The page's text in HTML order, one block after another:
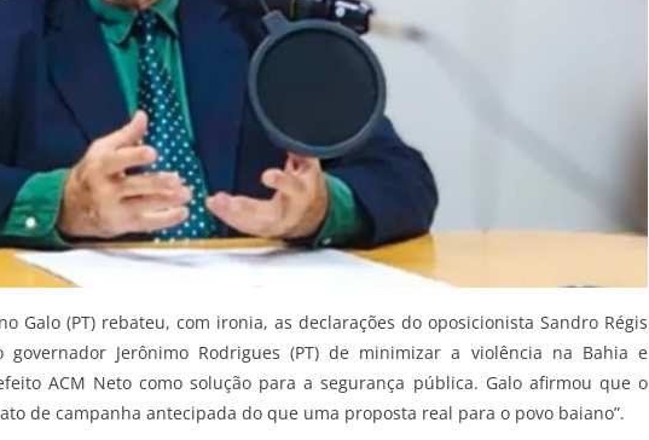
Galo (PT) rebateu, com ironia, as declarações do oposicionista Sandro Régis
Jerônimo Rodrigues (PT) de minimizar a violência na Bahia e
ACM Neto como solução para a segurança pública. Galo afirmou que o
de campanha antecipada do que uma proposta real para o povo baiano”.